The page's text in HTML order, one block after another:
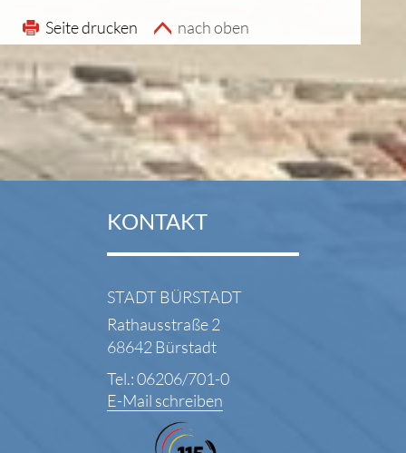
Seite drucken nach oben
KONTAKT
STADT BÜRSTADT
Rathausstraße 2
68642 Bürstadt
Tel.: 06206/701-0
E-Mail schreiben